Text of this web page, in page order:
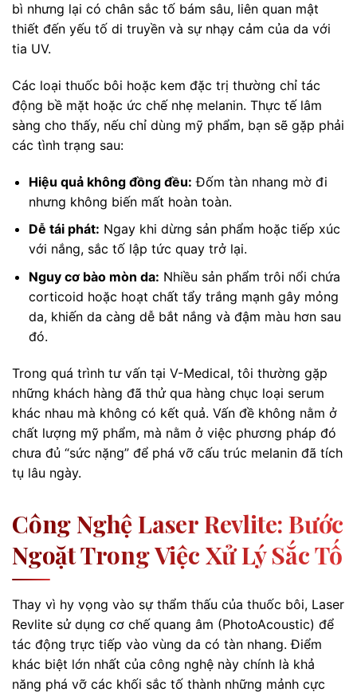
bì nhưng lại có chân sắc tố bám sâu, liên quan mật
thiết đến yếu tố di truyền và sự nhạy cảm của da với
tia UV.
Các loại thuốc bôi hoặc kem đặc trị thường chỉ tác
động bề mặt hoặc ức chế nhẹ melanin. Thực tế lâm
sàng cho thấy, nếu chỉ dùng mỹ phẩm, bạn sẽ gặp phải
các tình trạng sau:
Hiệu quả không đồng đều: Đốm tàn nhang mờ đi
nhưng không biến mất hoàn toàn.
Dễ tái phát: Ngay khi dừng sản phẩm hoặc tiếp xúc
với nắng, sắc tố lập tức quay trở lại.
Nguy cơ bào mòn da: Nhiều sản phẩm trôi nổi chứa
corticoid hoặc hoạt chất tẩy trắng mạnh gây mỏng
da, khiến da càng dễ bắt nắng và đậm màu hơn sau
đó.
Trong quá trình tư vấn tại V-Medical, tôi thường gặp
những khách hàng đã thử qua hàng chục loại serum
khác nhau mà không có kết quả. Vấn đề không nằm ở
chất lượng mỹ phẩm, mà nằm ở việc phương pháp đó
chưa đủ “sức nặng” để phá vỡ cấu trúc melanin đã tích
tụ lâu ngày.
Công Nghệ Laser Revlite: Bước
Ngoặt Trong Việc Xử Lý Sắc Tố
Thay vì hy vọng vào sự thẩm thấu của thuốc bôi, Laser
Revlite sử dụng cơ chế quang âm (PhotoAcoustic) để
tác động trực tiếp vào vùng da có tàn nhang. Điểm
khác biệt lớn nhất của công nghệ này chính là khả
năng phá vỡ các khối sắc tố thành những mảnh cực